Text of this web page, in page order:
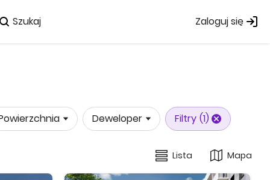
Szukaj Zaloguj się
Deweloper Filtry (1)
Lista Mapa